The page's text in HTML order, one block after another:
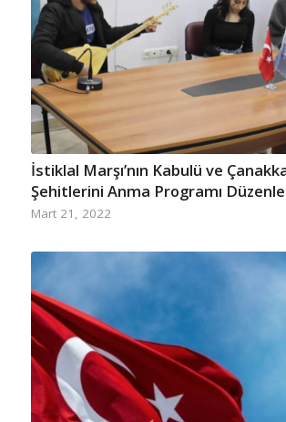
İstiklal Marşı’nın Kabulü ve
Şehitlerini Anma Programı
Mart 21, 2022